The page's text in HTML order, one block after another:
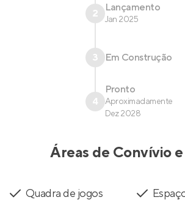
2 Lançamento
Jan 2025
3 Em Construção
4
Pronto
Aproximadamente
Dez 2028
Áreas de Convívio
Quadra de jogos